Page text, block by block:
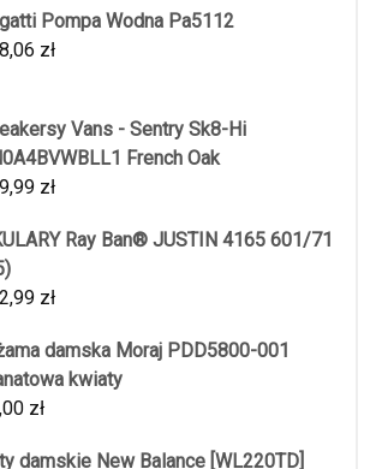
Pompa Wodna Pa5112
zł
Vans - Sentry Sk8-Hi
French Oak
zł
Ray Ban® JUSTIN 4165 601/71
zł
damska Moraj PDD5800-001
kwiaty
zł
damskie New Balance [WL220TD]